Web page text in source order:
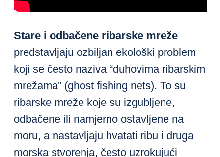
Stare i odbačene ribarske mreže
predstavljaju ozbiljan ekološki problem
koji se često naziva “duhovima ribarskim
mrežama” (ghost fishing nets). To su
ribarske mreže koje su izgubljene,
odbačene ili namjerno ostavljene na
moru, a nastavljaju hvatati ribu i druga
morska stvorenja, često uzrokujući